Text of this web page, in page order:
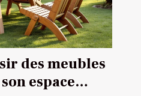
des meubles
espace